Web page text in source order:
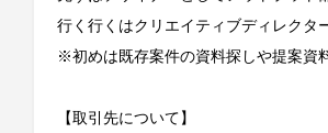
行く行くはクリエイティブディレクタ
※初めは既存案件の資料探しや提案資
【取引先について】